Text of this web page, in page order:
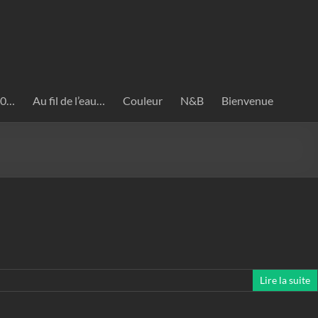
Au fil de l’eau… Couleur N&B Bienvenue
Lire la suite